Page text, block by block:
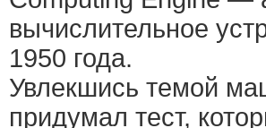
вычислительное
1950 года.
Увлекшись темой
придумал тест,